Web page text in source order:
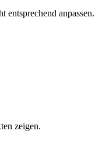
anpassen.
zeigen.